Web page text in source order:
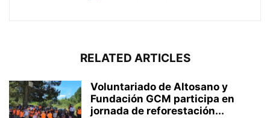
RELATED ARTICLES
Voluntariado de Altosano y
Fundación GCM participa en
jornada de reforestación...